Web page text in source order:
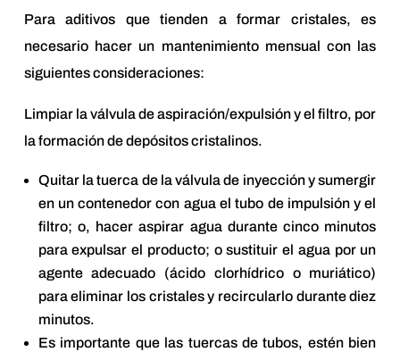
Para aditivos que tienden a formar cristales, es
necesario hacer un mantenimiento mensual con las
siguientes consideraciones:
Limpiar la válvula de aspiración/expulsión y el filtro, por
la formación de depósitos cristalinos.
Quitar la tuerca de la válvula de inyección y sumergir
en un contenedor con agua el tubo de impulsión y el
filtro; o, hacer aspirar agua durante cinco minutos
para expulsar el producto; o sustituir el agua por un
agente adecuado (ácido clorhídrico o muriático)
para eliminar los cristales y recircularlo durante diez
minutos.
Es importante que las tuercas de tubos, estén bien